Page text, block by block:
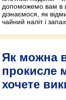
допоможемо вам в
дізнаємося, як
чайний наліт і запах.
Як можна
прокисле
хочете